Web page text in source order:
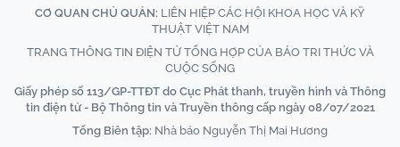
CƠ QUAN CHỦ QUẢN: LIÊN HIỆP CÁC HỘI KHOA HỌC VÀ KỸ
THUẬT VIỆT NAM
TRANG THÔNG TIN ĐIỆN TỬ TỔNG HỢP CỦA BÁO TRI THỨC VÀ
CUỘC SỐNG
Giấy phép số 113/GP-TTĐT do Cục Phát thanh, truyền hình và Thông
tin điện tử - Bộ Thông tin và Truyền thông cấp ngày 08/07/2021
Tổng Biên tập: Nhà báo Nguyễn Thị Mai Hương